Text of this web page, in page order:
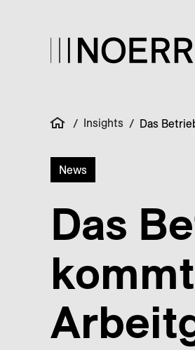
/ Insights / Das
News
Das